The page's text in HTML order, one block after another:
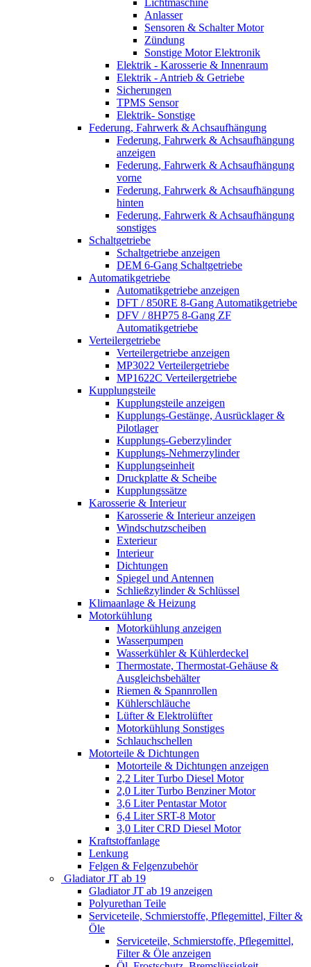
Anlasser
Sensoren & Schalter Motor
Zündung
Sonstige Motor Elektronik
Elektrik - Karosserie & Innenraum
Elektrik - Antrieb & Getriebe
Sicherungen
TPMS Sensor
Elektrik- Sonstige
Federung, Fahrwerk & Achsaufhängung
Federung, Fahrwerk & Achsaufhängung
anzeigen
Federung, Fahrwerk & Achsaufhängung
vorne
Federung, Fahrwerk & Achsaufhängung
hinten
Federung, Fahrwerk & Achsaufhängung
sonstiges
Schaltgetriebe
Schaltgetriebe anzeigen
DEM 6-Gang Schaltgetriebe
Automatikgetriebe
Automatikgetriebe anzeigen
DFT / 850RE 8-Gang Automatikgetriebe
DFV / 8HP75 8-Gang ZF
Automatikgetriebe
Verteilergetriebe
Verteilergetriebe anzeigen
MP3022 Verteilergetriebe
MP1622C Verteilergetriebe
Kupplungsteile
Kupplungsteile anzeigen
Kupplungs-Gestänge, Ausrücklager &
Pilotlager
Kupplungs-Geberzylinder
Kupplungs-Nehmerzylinder
Kupplungseinheit
Druckplatte & Scheibe
Kupplungssätze
Karosserie & Interieur
Karosserie & Interieur anzeigen
Windschutzscheiben
Exterieur
Interieur
Dichtungen
Spiegel und Antennen
Schließzylinder & Schlüssel
Klimaanlage & Heizung
Motorkühlung
Motorkühlung anzeigen
Wasserpumpen
Wasserkühler & Kühlerdeckel
Thermostate, Thermostat-Gehäuse &
Ausgleichsbehälter
Riemen & Spannrollen
Kühlerschläuche
Lüfter & Elektrolüfter
Motorkühlung Sonstiges
Schlauchschellen
Motorteile & Dichtungen
Motorteile & Dichtungen anzeigen
2,2 Liter Turbo Diesel Motor
2,0 Liter Turbo Benziner Motor
3,6 Liter Pentastar Motor
6,4 Liter SRT-8 Motor
3,0 Liter CRD Diesel Motor
Kraftstoffanlage
Lenkung
Felgen & Felgenzubehör
Gladiator JT ab 19
Gladiator JT ab 19 anzeigen
Polyurethan Teile
Serviceteile, Schmierstoffe, Pflegemittel, Filter &
Öle
Serviceteile, Schmierstoffe, Pflegemittel,
Filter & Öle anzeigen